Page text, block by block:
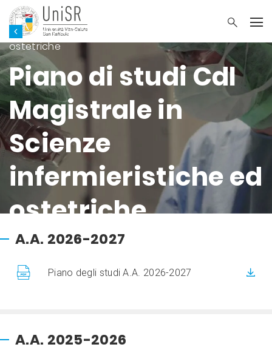
Cdl Magistrale in Scienze infermieristiche ed
ostetriche
Piano di studi Cdl
Magistrale in
Scienze
infermieristiche ed
ostetriche
A.A. 2026-2027
Piano degli studi A.A. 2026-2027
A.A. 2025-2026